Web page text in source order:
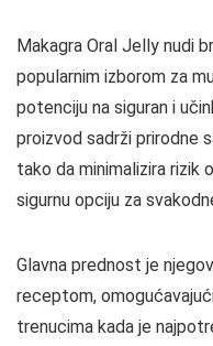
Makagra Oral Jelly nudi
popularnim izborom za
potenciju na siguran i
proizvod sadrži prirodne
tako da minimalizira rizik
sigurnu opciju za
Glavna prednost je
receptom,
trenucima kada je